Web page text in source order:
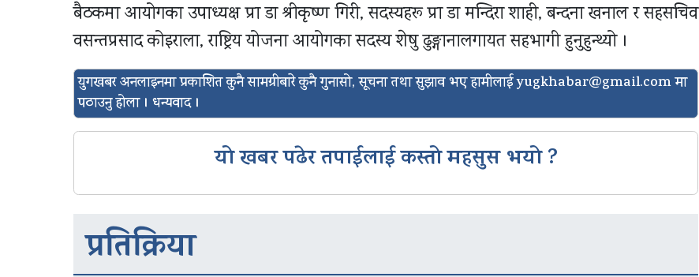
बैठकमा आयोगका उपाध्यक्ष प्रा डा श्रीकृष्ण गिरी, सदस्यहरू प्रा डा मन्दिरा शाही, बन्दना खनाल र सहसचिव
वसन्तप्रसाद कोइराला, राष्ट्रिय योजना आयोगका सदस्य शेषु ढुङ्गानालगायत सहभागी हुनुहुन्थ्यो ।
युगखबर अनलाइनमा प्रकाशित कुनै सामग्रीबारे कुनै गुनासो, सूचना तथा सुझाव भए हामीलाईyugkhabar@gmail.comमा
पठाउनु होला । धन्यवाद ।
यो खबर पढेर तपाईलाई कस्तो महसुस भयो ?
प्रतिक्रिया